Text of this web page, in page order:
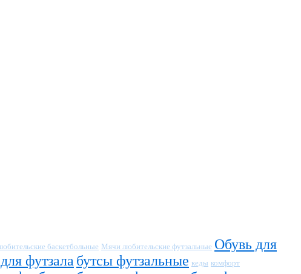
баскетбольные Мячи любительские футзальные Обувь для
футзала бутсы футзальные кеды комфорт